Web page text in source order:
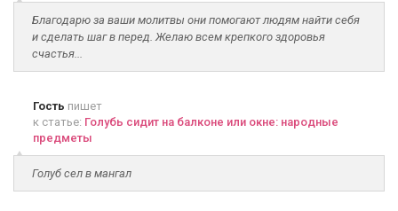
Благодарю за ваши молитвы они помогают людям найти себя
и сделать шаг в перед. Желаю всем крепкого здоровья
счастья...
Гость пишет
к статье: Голубь сидит на балконе или окне: народные
предметы
Голуб сел в мангал